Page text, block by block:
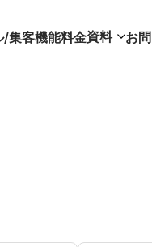
/集客機能料金資料 お